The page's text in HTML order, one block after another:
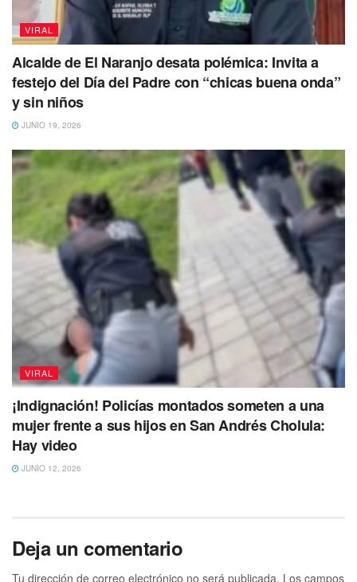
VIRAL
Alcalde de El Naranjo desata polémica: Invita a
festejo del Día del Padre con “chicas buena onda”
y sin niños
JUNIO 19, 2026
VIRAL
¡Indignación! Policías montados someten a una
mujer frente a sus hijos en San Andrés Cholula:
Hay video
JUNIO 12, 2026
Deja un comentario
Tu dirección de correo electrónico no será publicada. Los campos